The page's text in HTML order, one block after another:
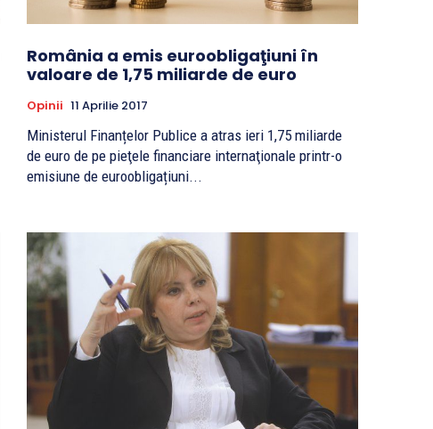
România a emis euroobligaţiuni în
valoare de 1,75 miliarde de euro
Opinii 11 Aprilie 2017
Ministerul Finanțelor Publice a atras ieri 1,75 miliarde
de euro de pe pieţele financiare internaţionale printr-o
emisiune de euroobligațiuni...